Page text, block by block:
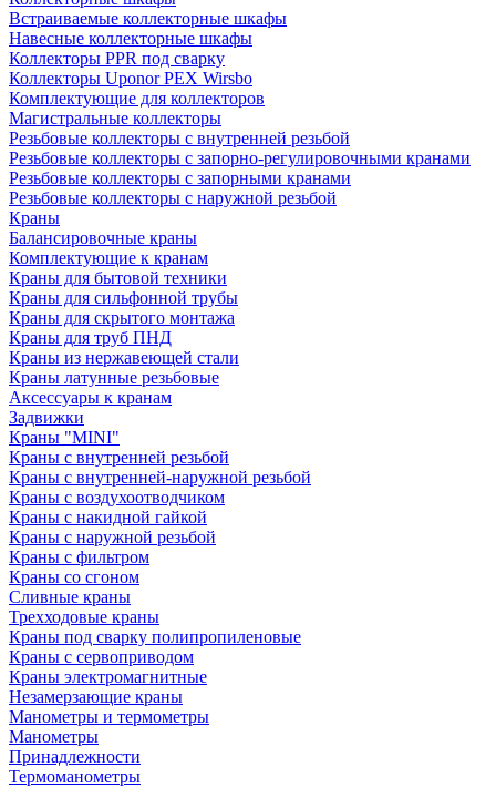
Встраиваемые коллекторные шкафы
Навесные коллекторные шкафы
Коллекторы PPR под сварку
Коллекторы Uponor PEX Wirsbo
Комплектующие для коллекторов
Магистральные коллекторы
Резьбовые коллекторы с внутренней резьбой
Резьбовые коллекторы с запорно-регулировочными кранами
Резьбовые коллекторы с запорными кранами
Резьбовые коллекторы с наружной резьбой
Краны
Балансировочные краны
Комплектующие к кранам
Краны для бытовой техники
Краны для сильфонной трубы
Краны для скрытого монтажа
Краны для труб ПНД
Краны из нержавеющей стали
Краны латунные резьбовые
Аксессуары к кранам
Задвижки
Краны "MINI"
Краны с внутренней резьбой
Краны с внутренней-наружной резьбой
Краны с воздухоотводчиком
Краны с накидной гайкой
Краны с наружной резьбой
Краны с фильтром
Краны со сгоном
Сливные краны
Трехходовые краны
Краны под сварку полипропиленовые
Краны с сервоприводом
Краны электромагнитные
Незамерзающие краны
Манометры и термометры
Манометры
Принадлежности
Термоманометры